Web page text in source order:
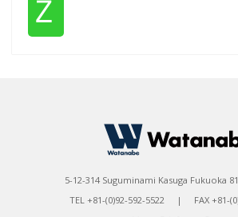
Ｚ
5-12-314 Suguminami Kasuga Fukuoka
TEL +81-(0)92-592-5522 | FAX +81-